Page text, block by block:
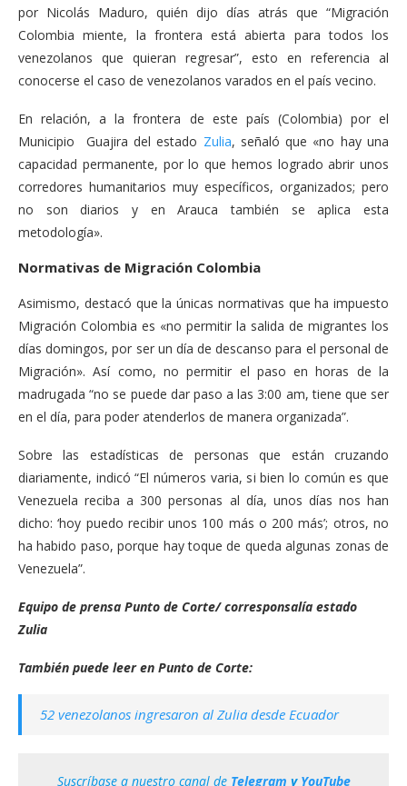
por Nicolás Maduro, quién dijo días atrás que “Migración
Colombia miente, la frontera está abierta para todos los
venezolanos que quieran regresar”, esto en referencia al
conocerse el caso de venezolanos varados en el país vecino.
En relación, a la frontera de este país (Colombia) por el
Municipio Guajira del estado Zulia, señaló que «no hay una
capacidad permanente, por lo que hemos logrado abrir unos
corredores humanitarios muy específicos, organizados; pero
no son diarios y en Arauca también se aplica esta
metodología».
Normativas de Migración Colombia
Asimismo, destacó que la únicas normativas que ha impuesto
Migración Colombia es «no permitir la salida de migrantes los
días domingos, por ser un día de descanso para el personal de
Migración». Así como, no permitir el paso en horas de la
madrugada “no se puede dar paso a las 3:00 am, tiene que ser
en el día, para poder atenderlos de manera organizada”.
Sobre las estadísticas de personas que están cruzando
diariamente, indicó “El números varia, si bien lo común es que
Venezuela reciba a 300 personas al día, unos días nos han
dicho: ‘hoy puedo recibir unos 100 más o 200 más’; otros, no
ha habido paso, porque hay toque de queda algunas zonas de
Venezuela”.
Equipo de prensa Punto de Corte/ corresponsalía estado
Zulia
También puede leer en Punto de Corte:
52 venezolanos ingresaron al Zulia desde Ecuador
Suscríbase a nuestro canal de Telegram y YouTube